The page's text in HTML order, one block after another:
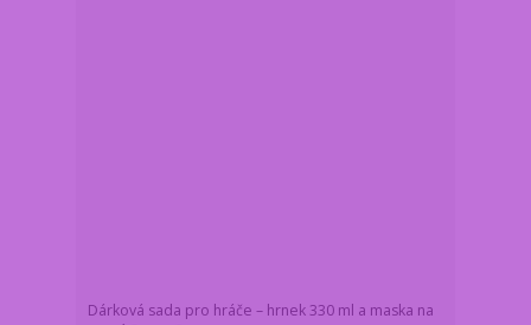
Dárková sada pro hráče – hrnek 330 ml a maska na